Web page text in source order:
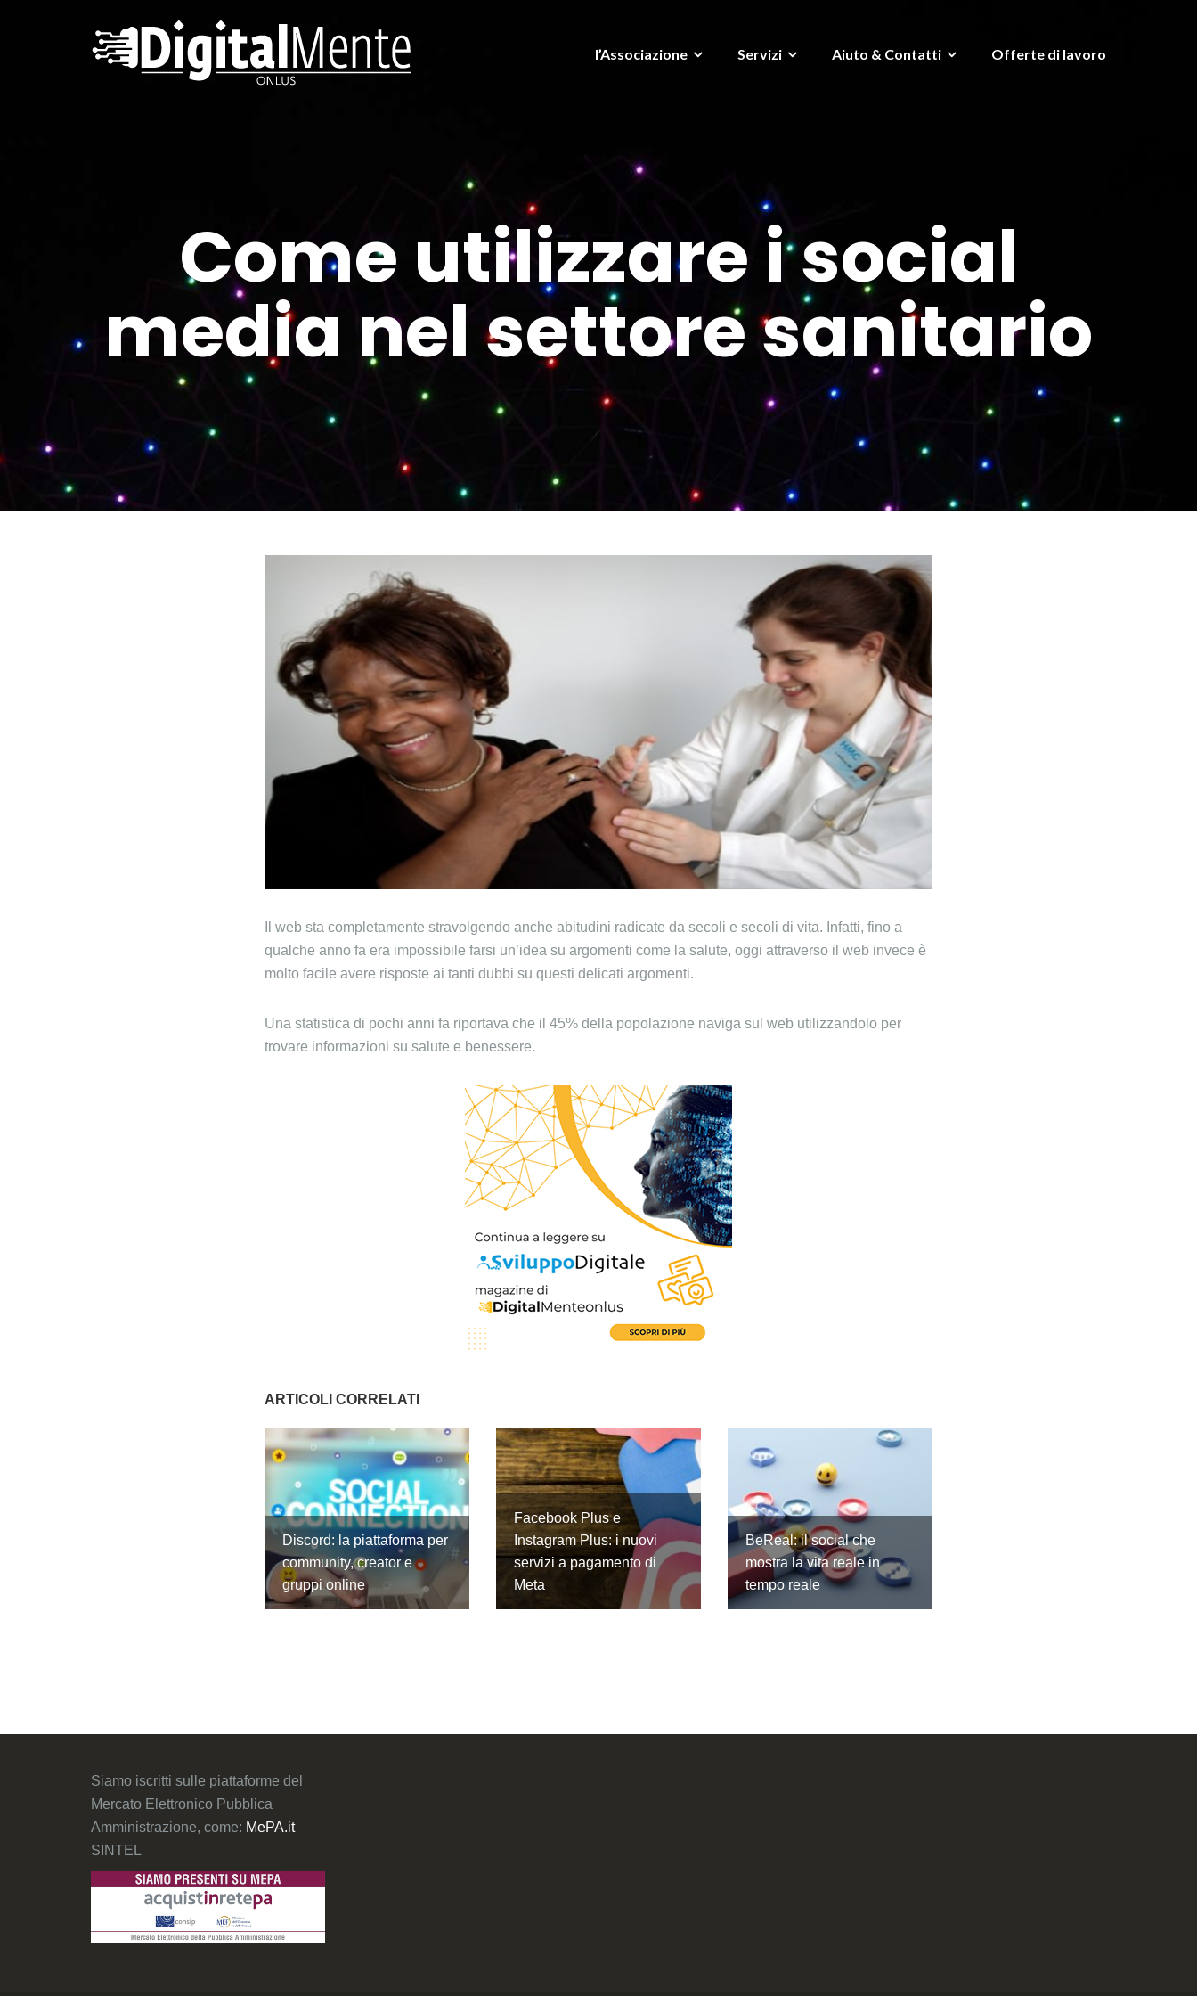
l’Associazione Servizi Aiuto & Contatti Offerte di lavoro
Come utilizzare i social
media nel settore sanitario
Il web sta completamente stravolgendo anche abitudini radicate da secoli e secoli di vita. Infatti, fino a
qualche anno fa era impossibile farsi un’idea su argomenti come la salute, oggi attraverso il web invece è
molto facile avere risposte ai tanti dubbi su questi delicati argomenti.
Una statistica di pochi anni fa riportava che il 45% della popolazione naviga sul web utilizzandolo per
trovare informazioni su salute e benessere.
ARTICOLI CORRELATI
Discord: la piattaforma per
community, creator e
gruppi online
Facebook Plus e
Instagram Plus: i nuovi
servizi a pagamento di
Meta
BeReal: il social che
mostra la vita reale in
tempo reale
Siamo iscritti sulle piattaforme del
Mercato Elettronico Pubblica
Amministrazione, come: MePA.it
SINTEL